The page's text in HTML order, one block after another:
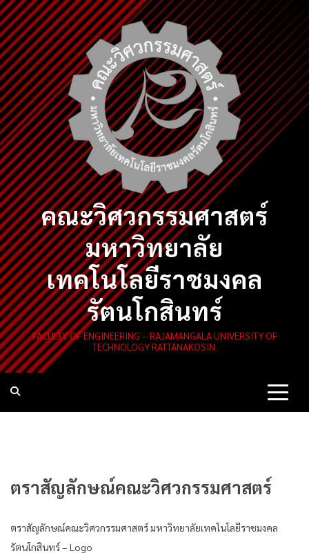
Skip
to
content
คณะวิศวกรรมศาสตร์
มหาวิทยาลัย
เทคโนโลยีราชมงคล
รัตนโกสินทร์
FACULTY OF ENGINEERING – RAJAMANGALA UNIVERSITY OF
TECHNOLOGY RATTANAKOSIN.
ตราสัญลักษณ์คณะวิศวกรรมศาสตร์
ตราสัญลักษณ์คณะวิศวกรรมศาสตร์ มหาวิทยาลัยเทคโนโลยีราชมงคล
รัตนโกสินทร์ – Logo